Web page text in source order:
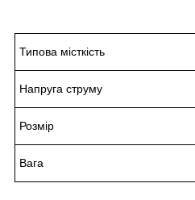
Типова місткість
Напруга струму
Розмір
Вага